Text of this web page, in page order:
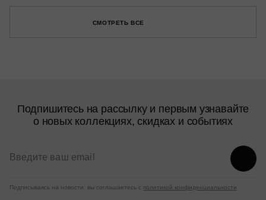
СМОТРЕТЬ ВСЕ
Подпишитесь на рассылку и первым узнавайте
о новых коллекциях, скидках и событиях
Подписываясь на новости, вы соглашаетесь с политикой конфиденциальности